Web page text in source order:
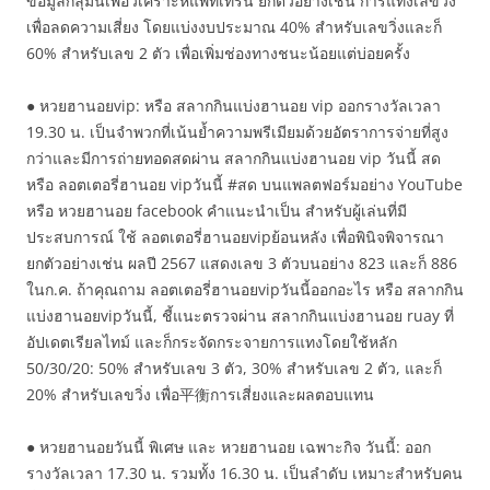
เพื่อลดความเสี่ยง โดยแบ่งงบประมาณ 40% สำหรับเลขวิ่งและก็
60% สำหรับเลข 2 ตัว เพื่อเพิ่มช่องทางชนะน้อยแต่บ่อยครั้ง
● หวยฮานอยvip: หรือ สลากกินแบ่งฮานอย vip ออกรางวัลเวลา
19.30 น. เป็นจำพวกที่เน้นย้ำความพรีเมียมด้วยอัตราการจ่ายที่สูง
กว่าและมีการถ่ายทอดสดผ่าน สลากกินแบ่งฮานอย vip วันนี้ สด
หรือ ลอตเตอรี่ฮานอย vipวันนี้ #สด บนแพลตฟอร์มอย่าง YouTube
หรือ หวยฮานอย facebook คำแนะนำเป็น สำหรับผู้เล่นที่มี
ประสบการณ์ ใช้ ลอตเตอรี่ฮานอยvipย้อนหลัง เพื่อพินิจพิจารณา
ยกตัวอย่างเช่น ผลปี 2567 แสดงเลข 3 ตัวบนอย่าง 823 และก็ 886
ในก.ค. ถ้าคุณถาม ลอตเตอรี่ฮานอยvipวันนี้ออกอะไร หรือ สลากกิน
แบ่งฮานอยvipวันนี้, ชี้แนะตรวจผ่าน สลากกินแบ่งฮานอย ruay ที่
อัปเดตเรียลไทม์ และก็กระจัดกระจายการแทงโดยใช้หลัก
50/30/20: 50% สำหรับเลข 3 ตัว, 30% สำหรับเลข 2 ตัว, และก็
20% สำหรับเลขวิ่ง เพื่อ平衡การเสี่ยงและผลตอบแทน
● หวยฮานอยวันนี้ พิเศษ และ หวยฮานอย เฉพาะกิจ วันนี้: ออก
รางวัลเวลา 17.30 น. รวมทั้ง 16.30 น. เป็นลำดับ เหมาะสำหรับคน